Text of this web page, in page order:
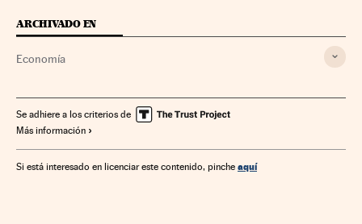
ARCHIVADO EN
Economía
Se adhiere a los criterios de
Más información
Si está interesado en licenciar este contenido, pinche aquí